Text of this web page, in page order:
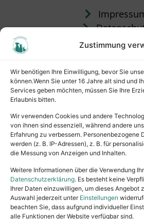
Zustimmung
Wir benötigen Ihre Einwilligung, bevor Sie
können.Wenn Sie unter 16 Jahre alt sind und
Services geben möchten, müssen Sie Ihre
Erlaubnis bitten.
Wir verwenden Cookies und andere
von ihnen sind essenziell, während andere
Erfahrung zu verbessern. Personenbezogene
werden (z. B. IP-Adressen), z. B. für
die Messung von Anzeigen und Inhalten.
Weitere Informationen über die Verwendung
Datenschutzerklärung. Es besteht keine
Ihrer Daten einzuwilligen, um dieses Angebot
Auswahl jederzeit unter Einstellungen
beachten Sie, dass aufgrund individueller
alle Funktionen der Website verfügbar sind.
Satzung
Copyright © 2024. All
Tel.: (02631) 55356
Ludwigshof 1, 56567